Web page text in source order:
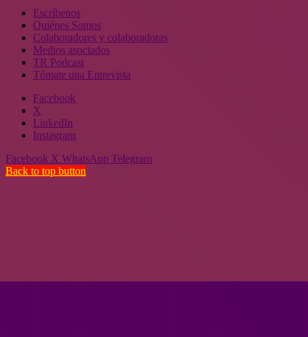
Escríbenos
Quiénes Somos
Colaboradores y colaboradoras
Medios asociados
TR Podcast
Tómate una Entrevista
Facebook
X
LinkedIn
Instagram
Facebook X WhatsApp Telegram
Back to top button